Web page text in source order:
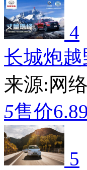
4
长城炮
来源:网络
5售价
5